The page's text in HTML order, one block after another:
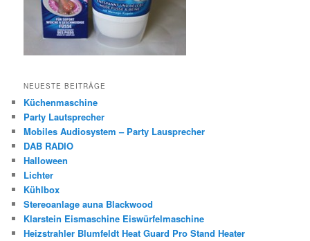
NEUESTE BEITRÄGE
Küchenmaschine
Party Lautsprecher
Mobiles Audiosystem – Party Lausprecher
DAB RADIO
Halloween
Lichter
Kühlbox
Stereoanlage auna Blackwood
Klarstein Eismaschine Eiswürfelmaschine
Heizstrahler Blumfeldt Heat Guard Pro Stand Heater